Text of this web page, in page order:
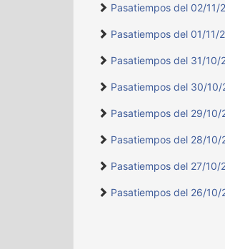
Pasatiempos del 02/11/
Pasatiempos del 01/11/
Pasatiempos del 31/10/
Pasatiempos del 30/10/
Pasatiempos del 29/10/
Pasatiempos del 28/10/
Pasatiempos del 27/10/
Pasatiempos del 26/10/